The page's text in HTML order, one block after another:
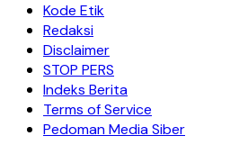
Kode Etik
Redaksi
Disclaimer
STOP PERS
Indeks Berita
Terms of Service
Pedoman Media Siber